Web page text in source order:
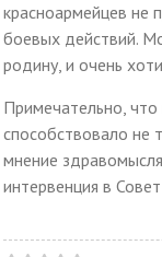
красноармейцев не
боевых действий.
родину, и очень
Примечательно, что
способствовало не
мнение
интервенция в Совет